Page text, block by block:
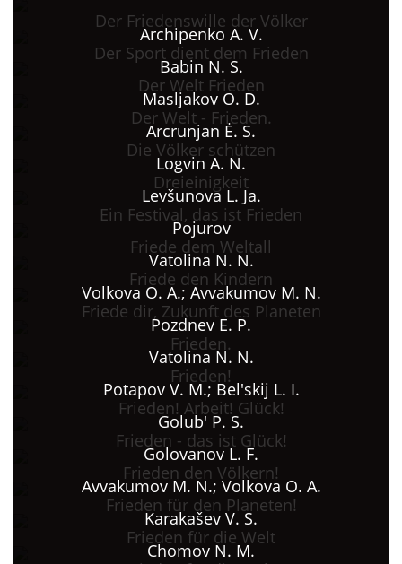
Der Friedenswille der Völker
Archipenko A. V.
Der Sport dient dem Frieden
Babin N. S.
Der Welt Frieden
Masljakov O. D.
Der Welt - Frieden.
Arcrunjan Ė. S.
Die Völker schützen
Logvin A. N.
Dreieinigkeit
Levšunova L. Ja.
Ein Festival, das ist Frieden
Pojurov
Friede dem Weltall
Vatolina N. N.
Friede den Kindern
Volkova O. A.; Avvakumov M. N.
Friede dir, Zukunft des Planeten
Pozdnev E. P.
Frieden.
Vatolina N. N.
Frieden!
Potapov V. M.; Bel'skij L. I.
Frieden! Arbeit! Glück!
Golub' P. S.
Frieden - das ist Glück!
Golovanov L. F.
Frieden den Völkern!
Avvakumov M. N.; Volkova O. A.
Frieden für den Planeten!
Karakašev V. S.
Frieden für die Welt
Chomov N. M.